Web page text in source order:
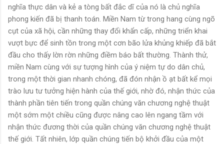
nghĩa thực dân và kẻ a tòng bất đắc dĩ của nó là chủ nghĩa
phong kiến đã bị thanh toán. Miền Nam từ trong hang cùng ngõ
cụt của xã hội, cần những thay đổi khẩn cấp, những triển khai
vượt bực để sinh tồn trong một cơn bão lửa khủng khiếp đã bắt
đầu cho thấy lờn rờn những điềm báo bất thường. Thành thử,
miền Nam cùng với sự tượng hình của ý niệm tự do dân chủ,
trong một thời gian nhanh chóng, đã đón nhận ồ ạt bất kể mọi
trào lưu tư tưởng hiện hành của thế giới, nhờ đó, nhận thức của
thành phần tiên tiến trong quần chúng văn chương nghệ thuật
một sớm một chiều cũng được nâng cao lên ngang tầm với
nhận thức đương thời của quần chúng văn chương nghệ thuật
thế giới. Tất nhiên, lớp quần chúng tiến bộ khởi đầu của một